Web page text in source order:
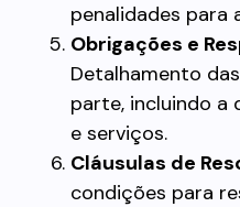
penalidades para
Obrigações e
Detalhamento
parte, incluindo a
e serviços.
Cláusulas de
condições para